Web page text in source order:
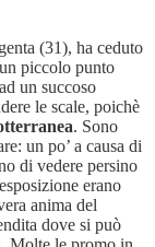
(31), ha ceduto
piccolo punto
un succoso
le scale, poichè
. Sono
un po’ a causa di
di vedere persino
erano
anima del
dove si può